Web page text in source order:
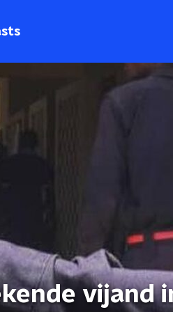
vijand